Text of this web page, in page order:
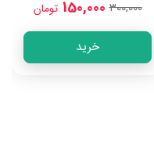
300,000
150,000 تومان
خرید